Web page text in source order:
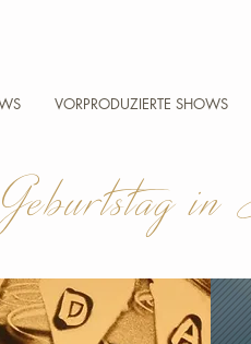
VORPRODUZIERTE SHOWS
Geburtstag in